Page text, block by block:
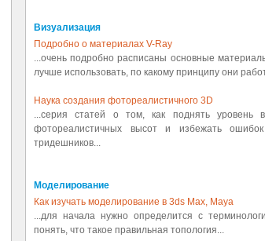
Визуализация
Подробно о материалах V-Ray
...очень подробно расписаны основные
лучше использовать, по какому принципу они
Наука создания фотореалистичного 3D
...серия статей о том, как поднять уровень
фотореалистичных высот и избежать
тридешников...
Моделирование
Как изучать моделирование в 3ds Max, Maya
...для начала нужно определится с
понять, что такое правильная топология...